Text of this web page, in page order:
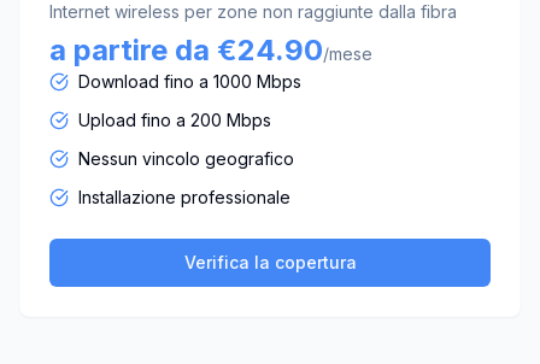
Internet wireless per zone non raggiunte dalla fibra
a partire da €24.90/mese
Download fino a 1000 Mbps
Upload fino a 200 Mbps
Nessun vincolo geografico
Installazione professionale
Verifica la copertura